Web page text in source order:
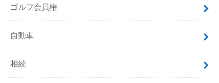
ゴルフ会員権
自動車
相続